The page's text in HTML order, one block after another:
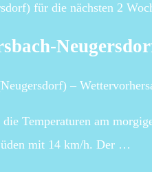
für die nächsten 2
–
die Temperaturen am
mit 14 km/h. Der …